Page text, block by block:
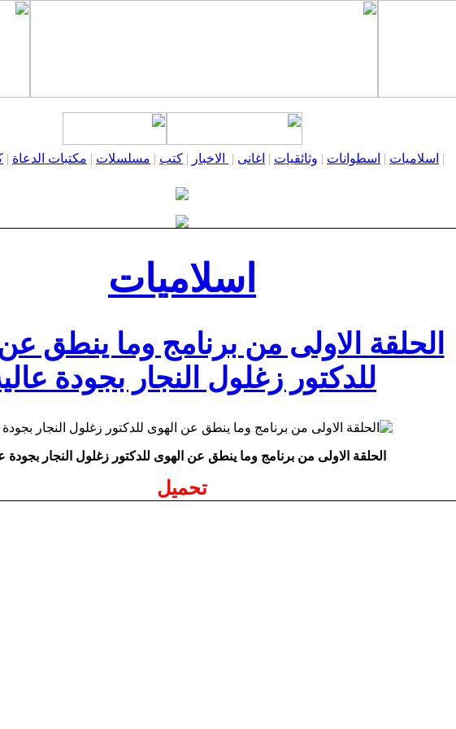
| اسلاميات | اسطوانات | وثائقيات | اغانى | الاخبار | كتب | مسلسلات | مكتبات الدعاة |
اسلاميات
الحلقة الاولى من برنامج وما ينطق
للدكتور زغلول النجار بجودة
الحلقة الاولى من برنامج وما ينطق عن الهوى للدكتور زغلول النجار بجودة
تحميل